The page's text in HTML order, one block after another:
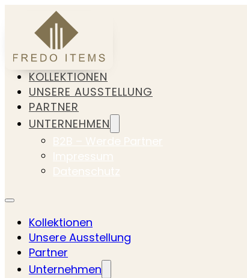
KOLLEKTIONEN
UNSERE AUSSTELLUNG
PARTNER
UNTERNEHMEN
Kollektionen
Unsere Ausstellung
Partner
Unternehmen